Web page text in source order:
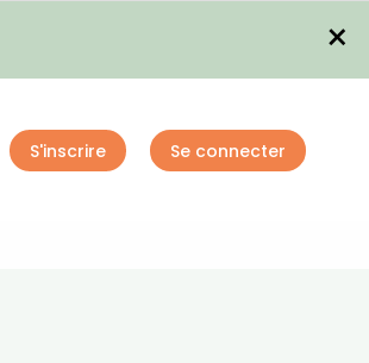
×
S'inscrire Se connecter